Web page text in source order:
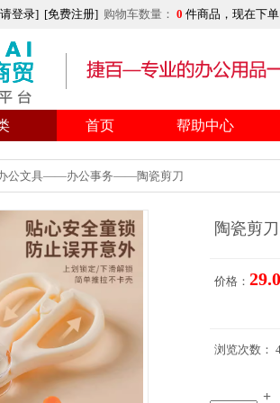
登录] [免费注册] 购物车数量： 0 件商品，现在下单
首页 帮助中心
公文具——办公事务——陶瓷剪刀
陶瓷剪刀
价格：
浏览次数：
+